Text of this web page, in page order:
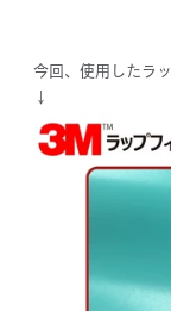
今回、使用したラ
↓